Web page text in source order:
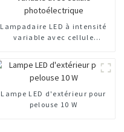
Lampadaire LED à intensité
variable avec cellule
Lampe LED d'extérieur pour
pelouse 10 W